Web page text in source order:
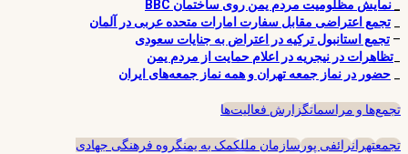
نمایش مظلومیت مردم یمن روی ساختمان BBC
تجمع اعتراضی مقابل سفارت امارات متحده عربی در آلمان
– تجمع استانبول ترکیه در اعتراض به جنایات سعودی
تظاهرات در نیجریه در اعلام حمایت از مردم یمن
حضور در نماز جمعه تهران و همه نماز جمعه‌های ایران
تجمع‌ها و مراسماتگزارش فعالیت‌ها
تجمعتهرانرائفی پورسازمان مللکمک به یمنگروه فرهنگی جهادی